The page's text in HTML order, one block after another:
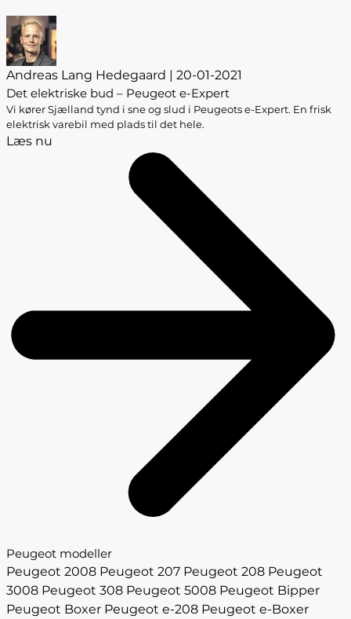
Andreas Lang Hedegaard | 20-01-2021
Det elektriske bud – Peugeot e-Expert
Vi kører Sjælland tynd i sne og slud i Peugeots e-Expert. En frisk
elektrisk varebil med plads til det hele.
Læs nu
Peugeot modeller
Peugeot 2008 Peugeot 207 Peugeot 208 Peugeot
3008 Peugeot 308 Peugeot 5008 Peugeot Bipper
Peugeot Boxer Peugeot e-208 Peugeot e-Boxer